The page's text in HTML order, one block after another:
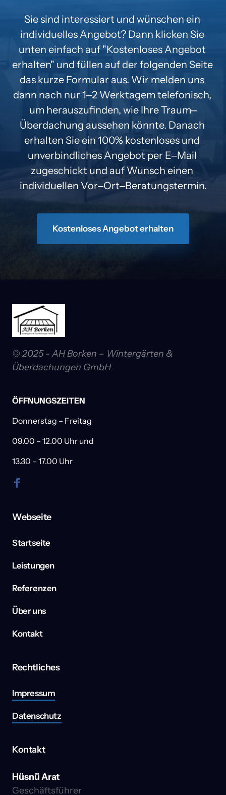
Sie sind interessiert und wünschen
individuelles Angebot? Dann klicken
Sie
unten einfach auf "Kostenloses
Angebot
erhalten" und füllen auf der folgenden
das kurze Formular aus. Wir melden
dann nach nur 1‒2 Werktagem
um herauszufinden, wie Ihre Traum‒
Überdachung aussehen könnte.
erhalten Sie ein 100% kostenloses
unverbindliches Angebot per E‒
zugeschickt und auf Wunsch
individuellen Vor‒Ort‒Beratungstermin.
Kostenloses Angebot erhalten
© 2025 - AH Borken – Wintergärten &
Überdachungen GmbH
ÖFFNUNGSZEITEN
Donnerstag – Freitag
09.00 – 12.00 Uhr und
13.30 – 17.00 Uhr
Webseite
Startseite
Leistungen
Referenzen
Über uns
Kontakt
Rechtliches
Impressum
Datenschutz
Kontakt
Hüsnü Arat
Geschäftsführer